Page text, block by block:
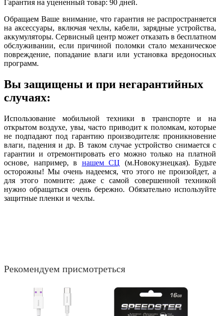
Гарантия на уцененный товар: 90 дней.
Обращаем Ваше внимание, что гарантия не распространяется
на аксессуары, включая чехлы, кабели, зарядные устройства,
аккумуляторы. Сервисный центр может отказать в бесплатном
обслуживании, если причиной поломки стало механическое
повреждение, попадание влаги или установка вредоносных
программ.
Вы защищены и при негарантийных
случаях:
Использование мобильной техники в транспорте и на
открытом воздухе, увы, часто приводит к поломкам, которые
не подпадают под гарантию производителя: проникновение
влаги, падения и др. В таком случае устройство снимается с
гарантии и отремонтировать его можно только на платной
основе, например, в нашем СЦ (м.Новокузнецкая). Будьте
осторожны! Мы очень надеемся, что этого не произойдет, а
для этого помните: даже с самой совершенной техникой
нужно обращаться очень бережно. Обязательно используйте
защитные пленки и чехлы.
Рекомендуем присмотреться